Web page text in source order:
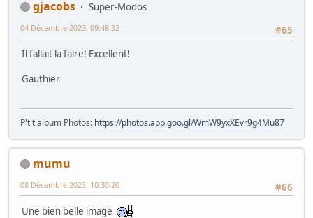
gjacobs
Super-Modos
#65
04 Décembre 2023, 09:48:32
Il fallait la faire! Excellent!
Gauthier
P'tit album Photos: https://photos.app.goo.gl/WmW9yxXEvr9g4Mu87
mumu
#66
08 Décembre 2023, 10:30:20
Une bien belle image